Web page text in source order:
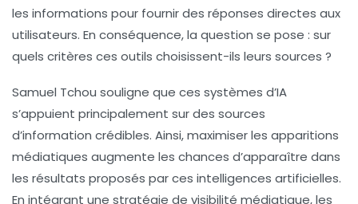
les informations pour fournir des réponses directes aux
utilisateurs. En conséquence, la question se pose : sur
quels critères ces outils choisissent-ils leurs sources ?
Samuel Tchou souligne que ces systèmes d’IA
s’appuient principalement sur des sources
d’information crédibles. Ainsi, maximiser les apparitions
médiatiques augmente les chances d’apparaître dans
les résultats proposés par ces intelligences artificielles.
En intégrant une stratégie de visibilité médiatique, les